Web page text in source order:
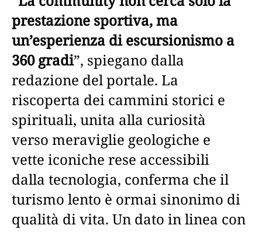
prestazione sportiva, ma
un’esperienza di escursionismo a
360 gradi”, spiegano dalla
redazione del portale. La
riscoperta dei cammini storici e
spirituali, unita alla curiosità
verso meraviglie geologiche e
vette iconiche rese accessibili
dalla tecnologia, conferma che il
turismo lento è ormai sinonimo di
qualità di vita. Un dato in linea con